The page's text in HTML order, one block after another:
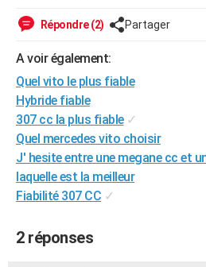
CARTE DE VOEUX
Carte de Noël
Carte Bonne année
Carte Saint-Valentin
Carte Pâques
Carte d'anniversaire
DICTIONNAIRE
Dictionnaire
Biographies
Citations
Expressions
Proverbes
PROGRAMME TV
COPAINS D'AVANT
AVIS DE DÉCÈS
Répondre (2) Partager
A voir également:
Quel vito le plus fiable
Hybride fiable
307 cc la plus fiable ✓
Quel mercedes vito choisir
J' hesite entre une megane cc et
laquelle est la meilleur
Fiabilité 307 CC ✓
2 réponses